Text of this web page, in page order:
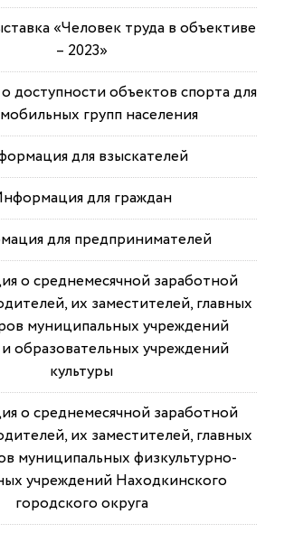
«Человек труда в объективе
– 2023»
доступности объектов спорта для
групп населения
для взыскателей
для граждан
для предпринимателей
о среднемесячной заработной
их заместителей, главных
муниципальных учреждений
и образовательных учреждений
культуры
о среднемесячной заработной
их заместителей, главных
муниципальных физкультурно-
учреждений Находкинского
городского округа